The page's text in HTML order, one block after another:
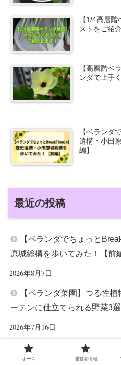
【1/4高層
ストをご紹
【高層階ベ
ンダで上手
【ベランダ
遺構・小田
編】
最近の投稿
【ベランダでちょっと
原城総構を歩いてみた！【前
2026年8月7日
【ベランダ菜園】つる性
ーテンに仕立てられる野菜3選
2026年7月16日
ホーム 運営者情報